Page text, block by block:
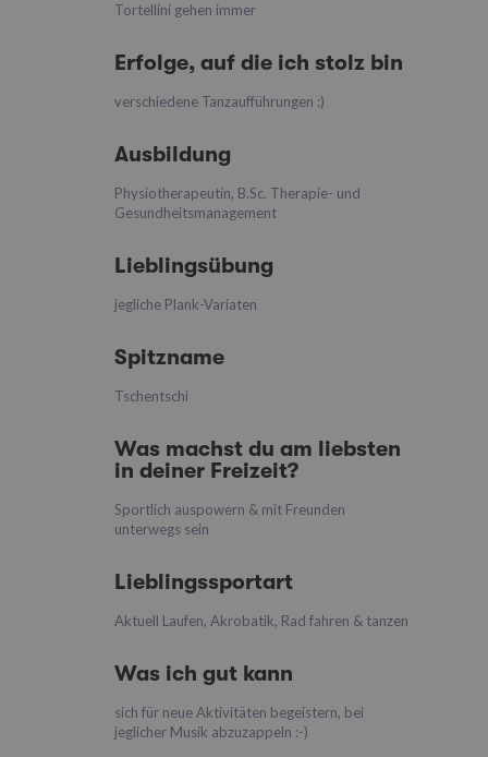
Tortellini gehen immer
Erfolge, auf die ich stolz bin
verschiedene Tanzaufführungen :)
Ausbildung
Physiotherapeutin, B.Sc. Therapie- und
Gesundheitsmanagement
Lieblingsübung
jegliche Plank-Variaten
Spitzname
Tschentschi
Was machst du am liebsten
in deiner Freizeit?
Sportlich auspowern & mit Freunden
unterwegs sein
Lieblingssportart
Aktuell Laufen, Akrobatik, Rad fahren & tanzen
Was ich gut kann
sich für neue Aktivitäten begeistern, bei
jeglicher Musik abzuzappeln :-)